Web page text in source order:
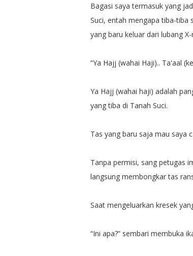
Bagasi saya termasuk yang
Suci, entah mengapa tiba-tiba
yang baru keluar dari lubang X-
“Ya Hajj (wahai Haji).. Ta'aal
Ya Hajj (wahai haji) adalah
yang tiba di Tanah Suci.
Tas yang baru saja mau saya
Tanpa permisi, sang petugas
langsung membongkar tas
Saat mengeluarkan kresek
“Ini apa?” sembari membuka